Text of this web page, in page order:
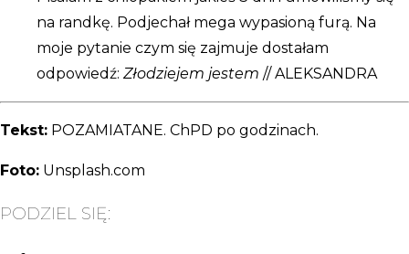
na randkę. Podjechał mega wypasioną furą. Na
moje pytanie czym się zajmuje dostałam
odpowiedź: Złodziejem jestem // ALEKSANDRA
Tekst: POZAMIATANE. ChPD po godzinach.
Foto: Unsplash.com
PODZIEL SIĘ: